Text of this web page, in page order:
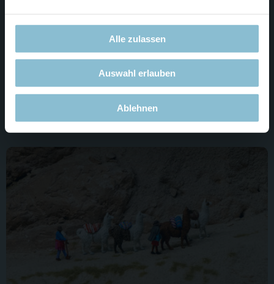
Alle zulassen
Auswahl erlauben
Ablehnen
Auch schon zu sehen, wie das Wunderland aus so vielen
verschiedenen Materialien besteht. So etwas fangen wir